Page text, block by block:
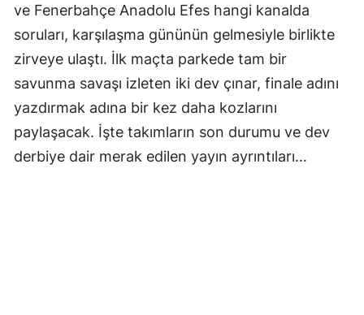
ve Fenerbahçe Anadolu Efes hangi kanalda
soruları, karşılaşma gününün gelmesiyle birlikte
zirveye ulaştı. İlk maçta parkede tam bir
savunma savaşı izleten iki dev çınar, finale adını
yazdırmak adına bir kez daha kozlarını
paylaşacak. İşte takımların son durumu ve dev
derbiye dair merak edilen yayın ayrıntıları…